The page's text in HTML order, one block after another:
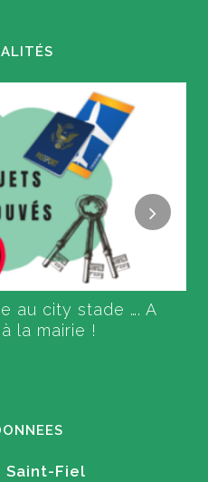
au city stade …. A
la mairie !
Saint-Fiel